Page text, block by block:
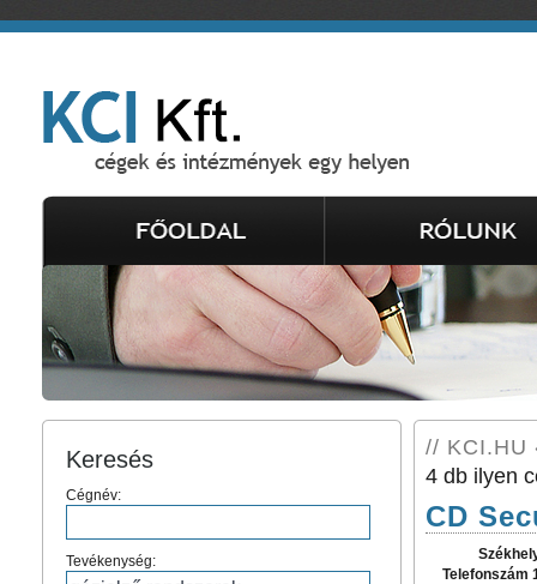
Keresés
Cégnév:
Tevékenység:
// KCI.HU
4 db ilyen
CD
Telefonszám